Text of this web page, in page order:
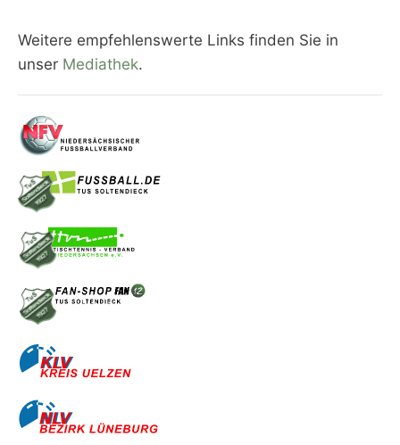
Weitere empfehlenswerte Links finden Sie in
unser Mediathek.